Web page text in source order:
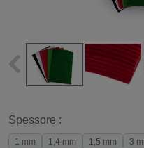
Spessore :
1 mm 1,4 mm 1,5 mm 3